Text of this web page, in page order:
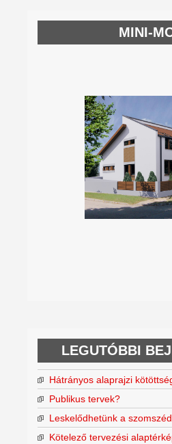
MINI-
LEGUTÓBBI
Hátrányos alaprajzi
Publikus tervek?
Leskelődhetünk a
Kötelező tervezési